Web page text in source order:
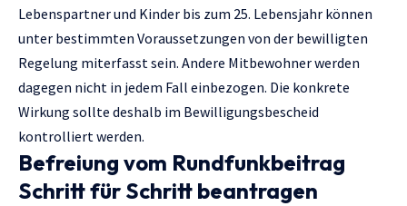
Lebenspartner und Kinder bis zum 25. Lebensjahr können
unter bestimmten Voraussetzungen von der bewilligten
Regelung miterfasst sein. Andere Mitbewohner werden
dagegen nicht in jedem Fall einbezogen. Die konkrete
Wirkung sollte deshalb im Bewilligungsbescheid
kontrolliert werden.
Befreiung vom Rundfunkbeitrag
Schritt für Schritt beantragen